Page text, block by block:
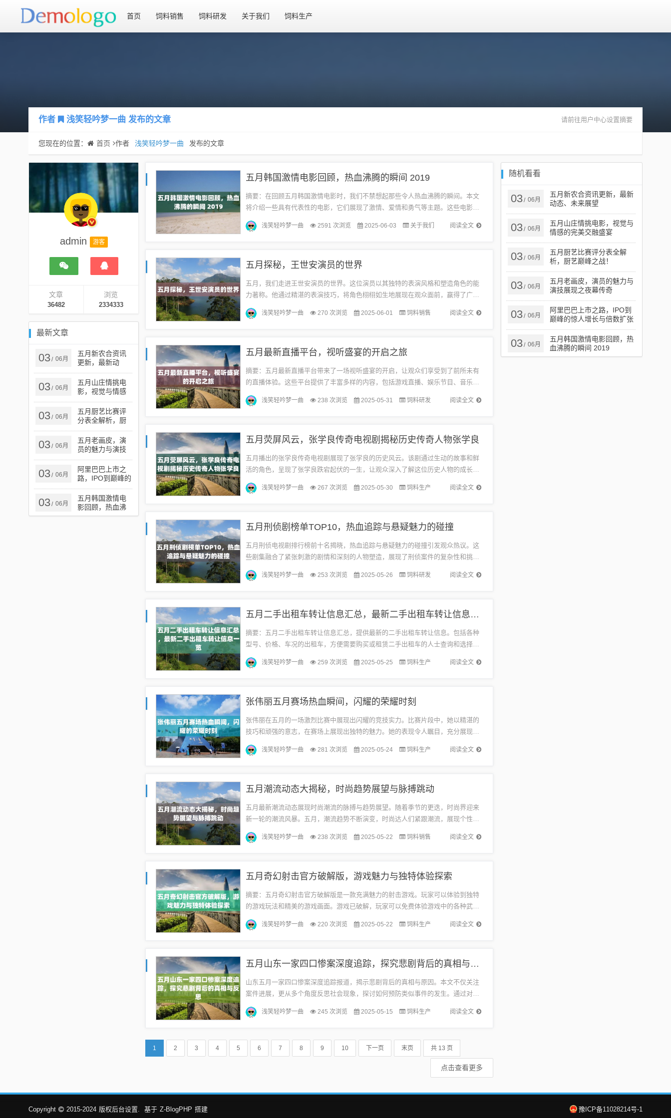
首页 饲料销售 饲料研发 关于我们 饲料生产
作者 浅笑轻吟梦一曲 发布的文章 请前往用户中心设置摘要
您现在的位置： 首页 作者 浅笑轻吟梦一曲 发布的文章
admin 游客
文章
36482
浏览
2334333
最新文章
03/ 06月
五月新农合资讯
更新，最新动
态、未来展望
03/ 06月
五月山庄情挑电
影，视觉与情感
的完美交融盛宴
03/ 06月
五月厨艺比赛评
分表全解析，厨
艺巅峰之战！
03/ 06月
五月老画皮，演
员的魅力与演技
展现之夜幕传奇
03/ 06月
阿里巴巴上市之
路，IPO到巅峰的
惊人增长与倍数
扩张之路
03/ 06月
五月韩国激情电
影回顾，热血沸
腾的瞬间 2019
五月韩国激情电影回顾，热血沸腾的瞬间 2019
摘要：在回顾五月韩国激情电影时，我们不禁想起那些令人热血沸腾的瞬间。本文
将介绍一些具有代表性的电影，它们展现了激情、爱情和勇气等主题。这些电影不
仅让观众感受到强烈的情感共鸣，也留下了深刻的印象。我们将一起回顾这些令
人...
阅读全文
浅笑轻吟梦一曲 2591 次浏览 2025-06-03 关于我们
五月探秘，王世安演员的世界
五月，我们走进王世安演员的世界。这位演员以其独特的表演风格和塑造角色的能
力著称。他通过精湛的表演技巧，将角色栩栩如生地展现在观众面前，赢得了广泛
的赞誉和认可。在这个五月，让我们一同探索王世安演员的艺术之旅，感受他的
演...
阅读全文
浅笑轻吟梦一曲 270 次浏览 2025-06-01 饲料销售
五月最新直播平台，视听盛宴的开启之旅
摘要：五月最新直播平台带来了一场视听盛宴的开启，让观众们享受到了前所未有
的直播体验。这些平台提供了丰富多样的内容，包括游戏直播、娱乐节目、音乐舞
蹈等，吸引了众多用户的关注和参与。这些平台的出现，不仅推动了直播行业的
发...
阅读全文
浅笑轻吟梦一曲 238 次浏览 2025-05-31 饲料研发
五月荧屏风云，张学良传奇电视剧揭秘历史传奇人物张学良
五月播出的张学良传奇电视剧展现了张学良的历史风云。该剧通过生动的故事和鲜
活的角色，呈现了张学良跌宕起伏的一生，让观众深入了解这位历史人物的成长历
程和重大事件。电视剧展现了张学良在历史进程中的重要作用，让观众感受到历
史...
阅读全文
浅笑轻吟梦一曲 267 次浏览 2025-05-30 饲料生产
五月刑侦剧榜单TOP10，热血追踪与悬疑魅力的碰撞
五月刑侦电视剧排行榜前十名揭晓，热血追踪与悬疑魅力的碰撞引发观众热议。这
些剧集融合了紧张刺激的剧情和深刻的人物塑造，展现了刑侦案件的复杂性和挑战
性。通过精心编织的故事情节和精湛的演技，这些电视剧成功吸引了广大观众的
关...
阅读全文
浅笑轻吟梦一曲 253 次浏览 2025-05-26 饲料研发
五月二手出租车转让信息汇总，最新二手出租车转让信息一览
摘要：五月二手出租车转让信息汇总，提供最新的二手出租车转让信息。包括各种
型号、价格、车况的出租车，方便需要购买或租赁二手出租车的人士查询和选择。
摘要字数在100-200字之间，符合简洁明了的要求。市场概况近年来，随着...
阅读全文
浅笑轻吟梦一曲 259 次浏览 2025-05-25 饲料生产
张伟丽五月赛场热血瞬间，闪耀的荣耀时刻
张伟丽在五月的一场激烈比赛中展现出闪耀的竞技实力。比赛片段中，她以精湛的
技巧和顽强的意志，在赛场上展现出独特的魅力。她的表现令人瞩目，充分展现了
她在格斗领域的实力和潜力。这是她的一次重要比赛，也是她职业生涯中的一次
闪...
阅读全文
浅笑轻吟梦一曲 281 次浏览 2025-05-24 饲料生产
五月潮流动态大揭秘，时尚趋势展望与脉搏跳动
五月最新潮流动态展现时尚潮流的脉搏与趋势展望。随着季节的更迭，时尚界迎来
新一轮的潮流风暴。五月，潮流趋势不断演变，时尚达人们紧跟潮流，展现个性魅
力。从街头风格到高端时尚，潮流趋势多样化发展，引领时尚前沿。无论是复古
风...
阅读全文
浅笑轻吟梦一曲 238 次浏览 2025-05-22 饲料销售
五月奇幻射击官方破解版，游戏魅力与独特体验探索
摘要：五月奇幻射击官方破解版是一款充满魅力的射击游戏。玩家可以体验到独特
的游戏玩法和精美的游戏画面。游戏已破解，玩家可以免费体验游戏中的各种武器
和装备，探索广阔的开放世界，并享受刺激的射击战斗。游戏还提供了丰富的任
务...
阅读全文
浅笑轻吟梦一曲 220 次浏览 2025-05-22 饲料生产
五月山东一家四口惨案深度追踪，探究悲剧背后的真相与反思
山东五月一家四口惨案深度追踪报道，揭示悲剧背后的真相与原因。本文不仅关注
案件进展，更从多个角度反思社会现象，探讨如何预防类似事件的发生。通过对此
案的深入分析，引发社会关注和思考。惨案概述五月，山东阳光明媚，万物复苏
之...
阅读全文
浅笑轻吟梦一曲 245 次浏览 2025-05-15 饲料生产
1 2 3 4 5 6 7 8 9 10 下一页 末页 共 13 页
点击查看更多
随机看看
03/ 06月
五月新农合资讯更新，最新
动态、未来展望
03/ 06月
五月山庄情挑电影，视觉与
情感的完美交融盛宴
03/ 06月
五月厨艺比赛评分表全解
析，厨艺巅峰之战！
03/ 06月
五月老画皮，演员的魅力与
演技展现之夜幕传奇
03/ 06月
阿里巴巴上市之路，IPO到
巅峰的惊人增长与倍数扩张
之路
03/ 06月
五月韩国激情电影回顾，热
血沸腾的瞬间 2019
Copyright 2015-2024 版权后台设置. 基于 Z-BlogPHP 搭建 豫ICP备11028214号-1